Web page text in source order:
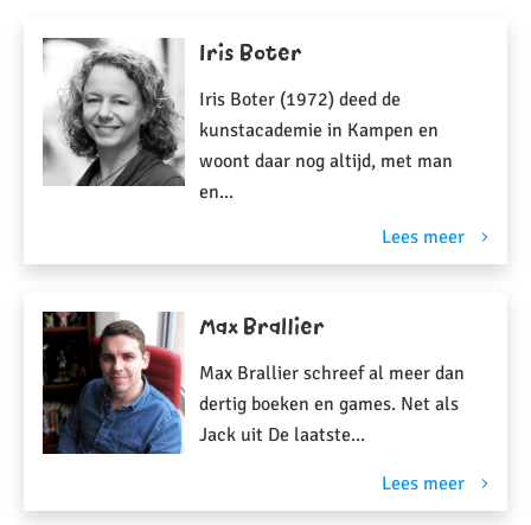
Achternaam (Z-A)
Voornaam (A-Z)
Voornaam (Z-A)
Iris Boter
Iris Boter (1972) deed de
kunstacademie in Kampen en
woont daar nog altijd, met man
en...
Lees meer
Max Brallier
Max Brallier schreef al meer dan
dertig boeken en games. Net als
Jack uit De laatste...
Lees meer